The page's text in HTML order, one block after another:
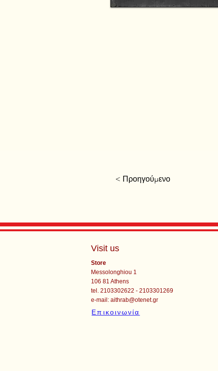
< Προηγούμενο
Visit us
Store
Messolonghiou 1
106 81 Athens
tel. 2103302622 - 2103301269
e-mail:aithrab@otenet.gr
Επικοινωνία